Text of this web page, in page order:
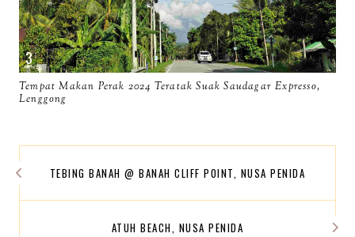
Tempat Makan Perak 2024 Teratak Suak Saudagar Expresso,
Lenggong
TEBING BANAH @ BANAH CLIFF POINT, NUSA PENIDA
ATUH BEACH, NUSA PENIDA